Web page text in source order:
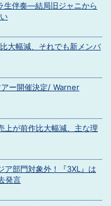
生伴奏―結局旧ジャニから
大幅減、それでも新メンバ
ー開催決定/ Warner
が前作比大幅減、主な理
ア部門対象外！『3XL』は
発言